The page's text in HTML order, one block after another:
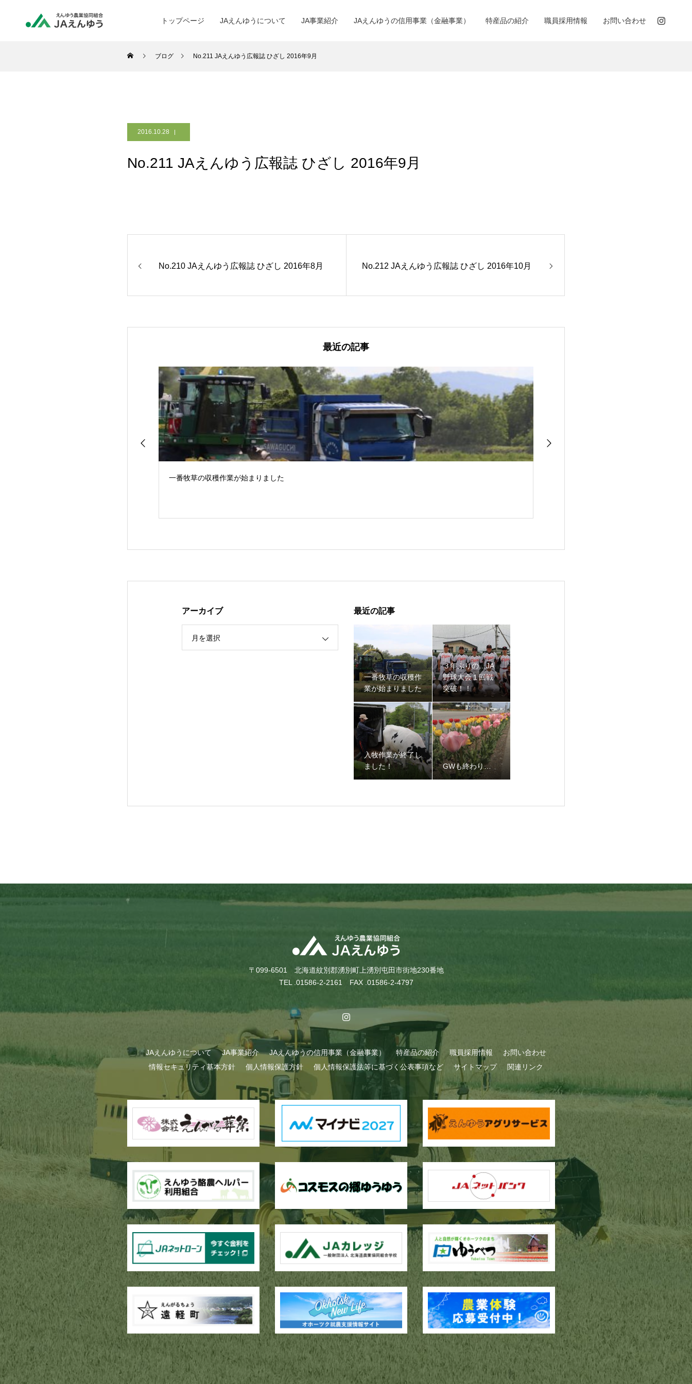
トップページ JAえんゆうについて JA事業紹介 JAえんゆうの信用事業（金融事業） 特産品の紹介 職員採用情報 お問い合わせ
ブログ No.211 JAえんゆう広報誌 ひざし 2016年9月
2016.10.28
No.211 JAえんゆう広報誌 ひざし 2016年9月
No.210 JAえんゆう広報誌 ひざし 2016年8月 No.212 JAえんゆう広報誌 ひざし 2016年10月
最近の記事
一番牧草の収穫作業が始まりました
甜菜の播種作業が始まりました
ブロッコリー播種作業が行われています
アーカイブ
月を選択
最近の記事
一番牧草の収穫作
業が始まりました
３年ぶりの…JA
野球大会１回戦
突破！！
入牧作業が終了し
ました！
GWも終わり…
〒099-6501 北海道紋別郡湧別町上湧別屯田市街地230番地
TEL .01586-2-2161 FAX .01586-2-4797
JAえんゆうについて JA事業紹介 JAえんゆうの信用事業（金融事業） 特産品の紹介 職員採用情報
お問い合わせ
情報セキュリティ基本方針
個人情報保護方針 個人情報保護法等に基づく公表事項など サイトマップ 関連リンク